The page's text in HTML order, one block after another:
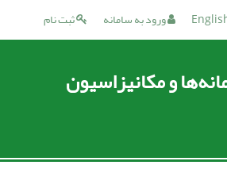
ثبت نام ورود به سامانه
و مکانیزاسیون